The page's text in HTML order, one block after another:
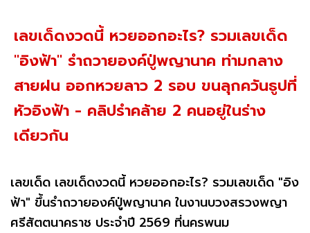
เลขเด็ดงวดนี้ หวยออกอะไร? รวมเลขเด็ด
"อิงฟ้า" รำถวายองค์ปู่พญานาค ท่ามกลาง
สายฝน ออกหวยลาว 2 รอบ ขนลุกควันธูปที่
หัวอิงฟ้า - คลิปรำคล้าย 2 คนอยู่ในร่าง
เดียวกัน
เลขเด็ด เลขเด็ดงวดนี้ หวยออกอะไร? รวมเลขเด็ด "อิง
ฟ้า" ขึ้นรำถวายองค์ปู่พญานาค ในงานบวงสรวงพญา
ศรีสัตตนาคราช ประจำปี 2569 ที่นครพนม